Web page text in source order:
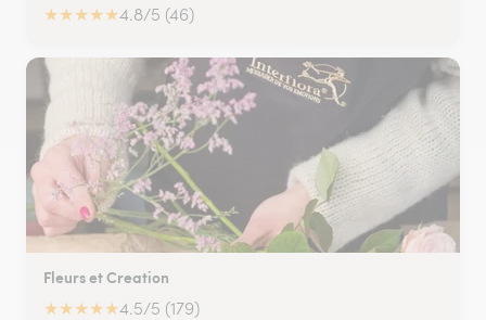
★★★★★4.8/5 (46)
Fleurs et Creation
★★★★★4.5/5 (179)